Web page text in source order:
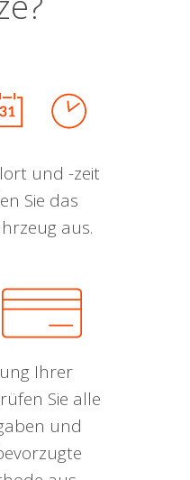
und -zeit
Sie das
aus.
Ihrer
Sie alle
und